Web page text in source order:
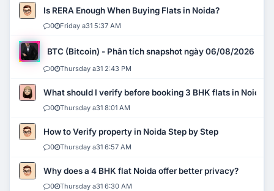
Is RERA Enough When Buying Flats in Noida?
0 Friday a31 5:37 AM
BTC (Bitcoin) - Phân tích snapshot ngày 06/08/2026
0 Thursday a31 2:43 PM
What should I verify before booking 3 BHK flats in Noida?
0 Thursday a31 8:01 AM
How to Verify property in Noida Step by Step
0 Thursday a31 6:57 AM
Why does a 4 BHK flat Noida offer better privacy?
0 Thursday a31 6:30 AM